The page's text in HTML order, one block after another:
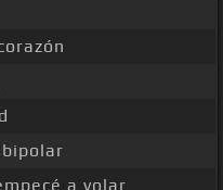
a volar